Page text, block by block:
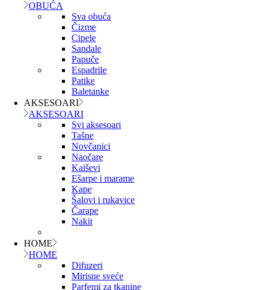
OBUĆA
Sva obuća
Čizme
Cipele
Sandale
Papuče
Espadrile
Patike
Baletanke
AKSESOARI
AKSESOARI
Svi aksesoari
Tašne
Novčanici
Naočare
Kaiševi
Ešarpe i marame
Kape
Šalovi i rukavice
Čarape
Nakit
HOME
HOME
Difuzeri
Mirisne sveće
Parfemi za tkanine